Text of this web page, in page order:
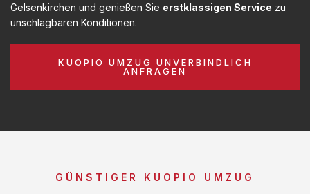
Gelsenkirchen und genießen Sie erstklassigen Service zu
unschlagbaren Konditionen.
KUOPIO UMZUG UNVERBINDLICH
ANFRAGEN
GÜNSTIGER KUOPIO UMZUG